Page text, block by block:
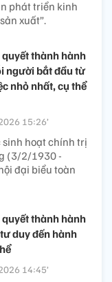
phát triển kinh
xuất”.
thành hành
người bắt đầu từ
nhỏ nhất, cụ thể
15:26’
hoạt chính trị
(3/2/1930 -
đại biểu toàn
thành hành
duy đến hành
14:45’